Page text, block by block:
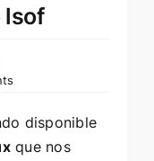
lsof
disponible
que nos